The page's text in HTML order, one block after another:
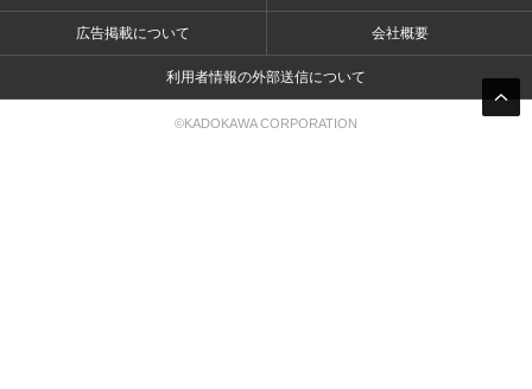
広告掲載について 会社概要
利用者情報の外部送信について
©KADOKAWA CORPORATION